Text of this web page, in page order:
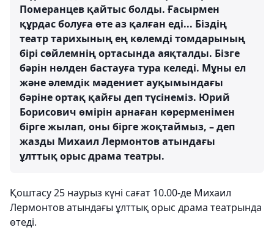
Померанцев қайтыс болды. Ғасырмен
құрдас болуға өте аз қалған еді... Біздің
театр тарихының ең көлемді томдарының
бірі сөйлемнің ортасында аяқталды. Бізге
бәрін нөлден бастауға тура келеді. Мұны ел
және әлемдік мәдениет ауқымындағы
бәріне ортақ қайғы деп түсінеміз. Юрий
Борисович өмірін арнаған көрерменімен
бірге жылап, оны бірге жоқтаймыз, – деп
жазды Михаил Лермонтов атындағы
ұлттық орыс драма театры.
Қоштасу 25 наурыз күні сағат 10.00-де Михаил
Лермонтов атындағы ұлттық орыс драма театрында
өтеді.